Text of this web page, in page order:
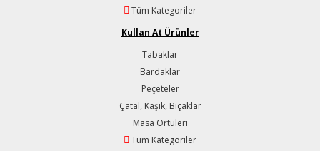
Tüm Kategoriler
Kullan At Ürünler
Tabaklar
Bardaklar
Peçeteler
Çatal, Kaşık, Bıçaklar
Masa Örtüleri
Tüm Kategoriler